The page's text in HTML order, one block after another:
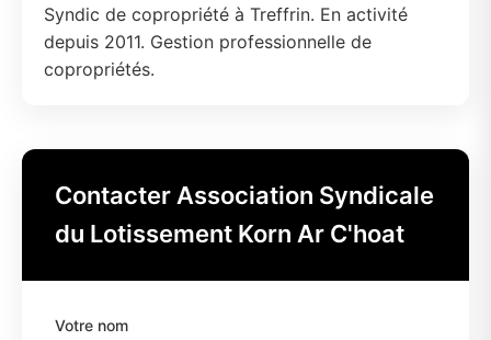
Syndic de copropriété à Treffrin. En activité
depuis 2011. Gestion professionnelle de
copropriétés.
Contacter Association Syndicale
du Lotissement Korn Ar C'hoat
Votre nom